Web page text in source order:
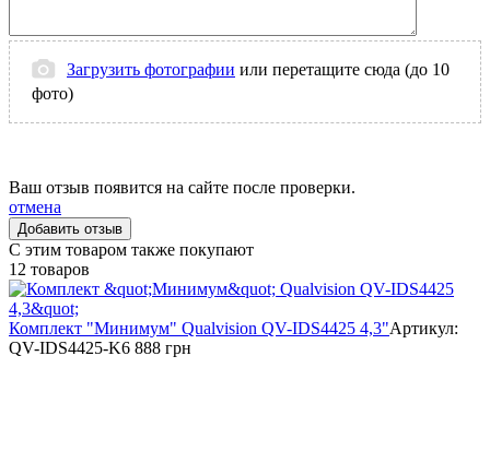
Загрузить фотографии или перетащите сюда (до 10
фото)
Ваш отзыв появится на сайте после проверки.
отмена
С этим товаром также покупают
12 товаров
Комплект "Минимум" Qualvision QV-IDS4425 4,3"Артикул:
QV-IDS4425-K6 888 грн